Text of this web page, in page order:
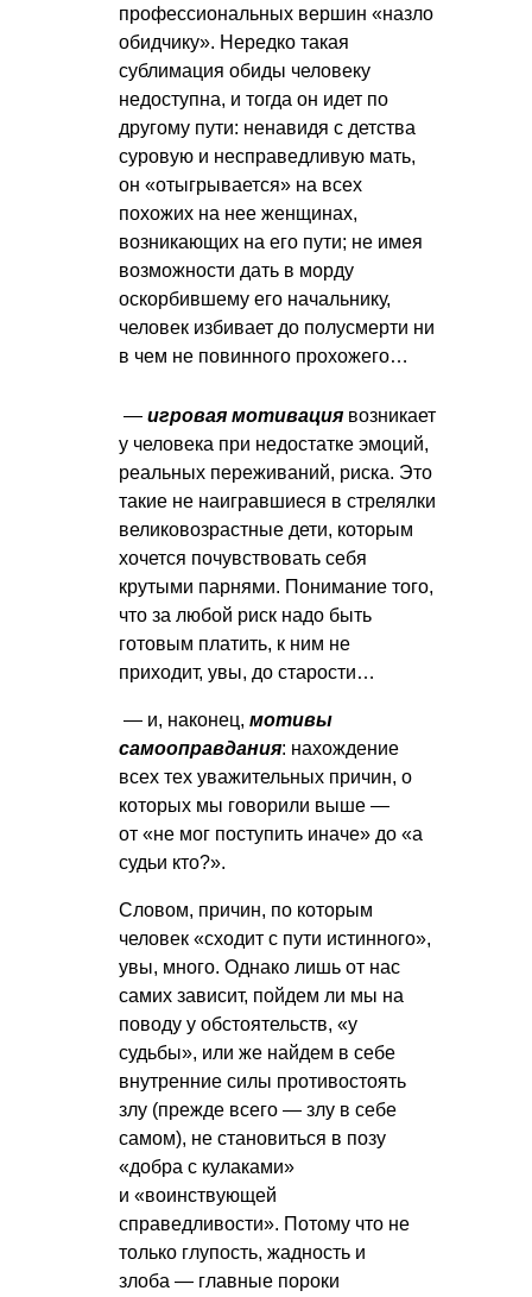
профессиональных вершин «назло
обидчику». Нередко такая
сублимация обиды человеку
недоступна, и тогда он идет по
другому пути: ненавидя с детства
суровую и несправедливую мать,
он «отыгрывается» на всех
похожих на нее женщинах,
возникающих на его пути; не имея
возможности дать в морду
оскорбившему его начальнику,
человек избивает до полусмерти ни
в чем не повинного прохожего…
— игровая мотивация возникает
у человека при недостатке эмоций,
реальных переживаний, риска. Это
такие не наигравшиеся в стрелялки
великовозрастные дети, которым
хочется почувствовать себя
крутыми парнями. Понимание того,
что за любой риск надо быть
готовым платить, к ним не
приходит, увы, до старости…
— и, наконец, мотивы
самооправдания: нахождение
всех тех уважительных причин, о
которых мы говорили выше —
от «не мог поступить иначе» до «а
судьи кто?».
Словом, причин, по которым
человек «сходит с пути истинного»,
увы, много. Однако лишь от нас
самих зависит, пойдем ли мы на
поводу у обстоятельств, «у
судьбы», или же найдем в себе
внутренние силы противостоять
злу (прежде всего — злу в себе
самом), не становиться в позу
«добра с кулаками»
и «воинствующей
справедливости». Потому что не
только глупость, жадность и
злоба — главные пороки